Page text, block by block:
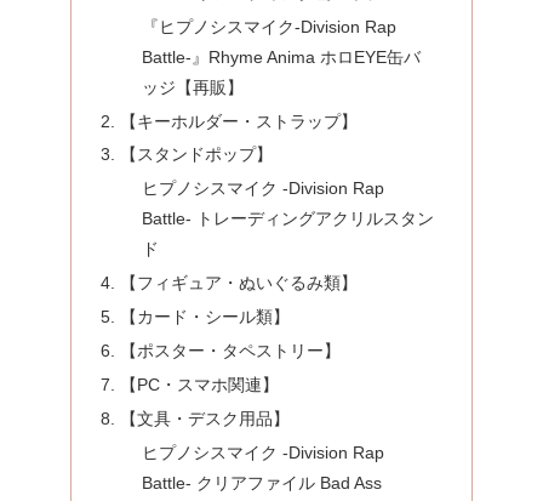
『ヒプノシスマイク-Division Rap
Battle-』Rhyme Anima ホロEYE缶バ
ッジ【再販】
【キーホルダー・ストラップ】
【スタンドポップ】
ヒプノシスマイク -Division Rap
Battle- トレーディングアクリルスタン
ド
【フィギュア・ぬいぐるみ類】
【カード・シール類】
【ポスター・タペストリー】
【PC・スマホ関連】
【文具・デスク用品】
ヒプノシスマイク -Division Rap
Battle- クリアファイル Bad Ass